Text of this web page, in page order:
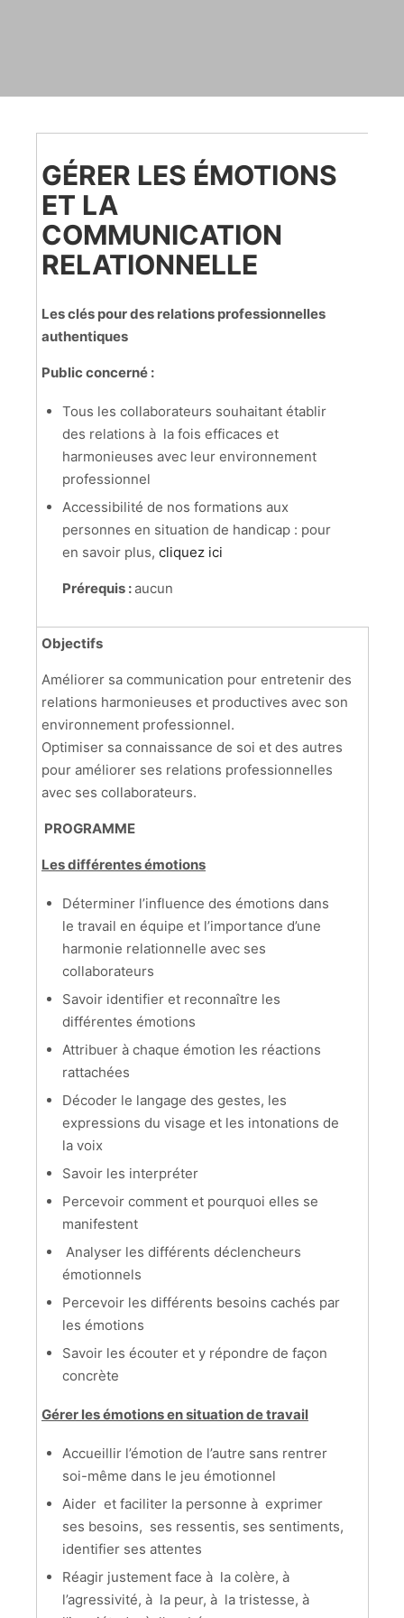
GÉRER LES ÉMOTIONS
ET LA
COMMUNICATION
RELATIONNELLE
Les clés pour des relations professionnelles
authentiques
Public concerné :
Tous les collaborateurs souhaitant établir
des relations à la fois efficaces et
harmonieuses avec leur environnement
professionnel
Accessibilité de nos formations aux
personnes en situation de handicap : pour
en savoir plus, cliquez ici
Prérequis :aucun
Objectifs
Améliorer sa communication pour entretenir des
relations harmonieuses et productives avec son
environnement professionnel.
Optimiser sa connaissance de soi et des autres
pour améliorer ses relations professionnelles
avec ses collaborateurs.
PROGRAMME
Les différentes émotions
Déterminer l’influence des émotions dans
le travail en équipe et l’importance d’une
harmonie relationnelle avec ses
collaborateurs
Savoir identifier et reconnaître les
différentes émotions
Attribuer à chaque émotion les réactions
rattachées
Décoder le langage des gestes, les
expressions du visage et les intonations de
la voix
Savoir les interpréter
Percevoir comment et pourquoi elles se
manifestent
Analyser les différents déclencheurs
émotionnels
Percevoir les différents besoins cachés par
les émotions
Savoir les écouter et y répondre de façon
concrète
Gérer les émotions en situation de travail
Accueillir l’émotion de l’autre sans rentrer
soi-même dans le jeu émotionnel
Aider et faciliter la personne à exprimer
ses besoins, ses ressentis, ses sentiments,
identifier ses attentes
Réagir justement face à la colère, à
l’agressivité, à la peur, à la tristesse, à